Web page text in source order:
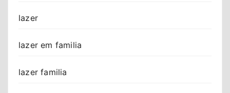
lazer
lazer em familia
lazer familia